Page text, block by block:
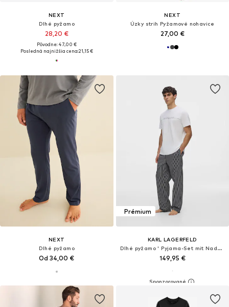
NEXT
Dlhé pyžamo
28,20 €
Pôvodne: 47,00 €
Posledná najnižšia cena:21,15 €
NEXT
Úzky strih Pyžamové nohavice
27,00 €
NEXT
Dlhé pyžamo
Od 34,00 €
Prémium
KARL LAGERFELD
Dlhé pyžamo ' Pyjama-Set mit Nadelstreifenhose '
149,95 €